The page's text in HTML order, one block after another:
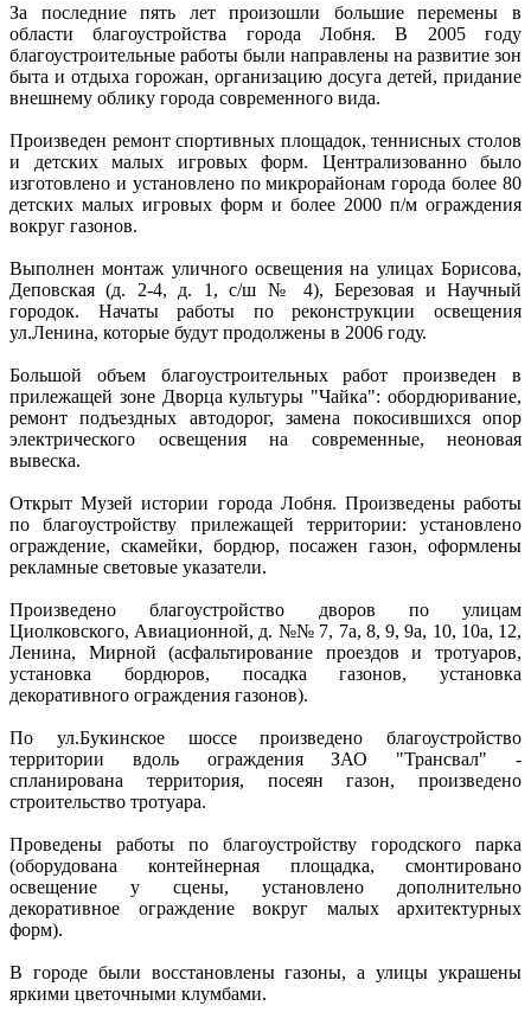
За последние пять лет произошли большие перемены в
области благоустройства города Лобня. В 2005 году
благоустроительные работы были направлены на развитие зон
быта и отдыха горожан, организацию досуга детей, придание
внешнему облику города современного вида.
Произведен ремонт спортивных площадок, теннисных столов
и детских малых игровых форм. Централизованно было
изготовлено и установлено по микрорайонам города более 80
детских малых игровых форм и более 2000 п/м ограждения
вокруг газонов.
Выполнен монтаж уличного освещения на улицах Борисова,
Деповская (д. 2-4, д. 1, с/ш № 4), Березовая и Научный
городок. Начаты работы по реконструкции освещения
ул.Ленина, которые будут продолжены в 2006 году.
Большой объем благоустроительных работ произведен в
прилежащей зоне Дворца культуры "Чайка": обордюривание,
ремонт подъездных автодорог, замена покосившихся опор
электрического освещения на современные, неоновая
вывеска.
Открыт Музей истории города Лобня. Произведены работы
по благоустройству прилежащей территории: установлено
ограждение, скамейки, бордюр, посажен газон, оформлены
рекламные световые указатели.
Произведено благоустройство дворов по улицам
Циолковского, Авиационной, д. №№ 7, 7а, 8, 9, 9а, 10, 10а, 12,
Ленина, Мирной (асфальтирование проездов и тротуаров,
установка бордюров, посадка газонов, установка
декоративного ограждения газонов).
По ул.Букинское шоссе произведено благоустройство
территории вдоль ограждения ЗАО "Трансвал" -
спланирована территория, посеян газон, произведено
строительство тротуара.
Проведены работы по благоустройству городского парка
(оборудована контейнерная площадка, смонтировано
освещение у сцены, установлено дополнительно
декоративное ограждение вокруг малых архитектурных
форм).
В городе были восстановлены газоны, а улицы украшены
яркими цветочными клумбами.